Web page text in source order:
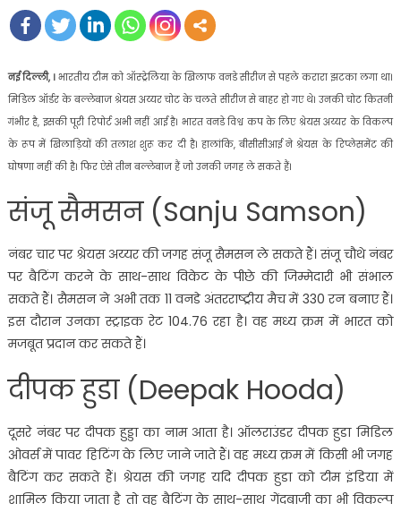
नई दिल्ली, ।भारतीय टीम को ऑस्ट्रेलिया के खिलाफ वनडे सीरीज से पहले करारा झटका लगा था।
मिडिल ऑर्डर के बल्लेबाज श्रेयस अय्यर चोट के चलते सीरीज से बाहर हो गए थे। उनकी चोट कितनी
गंभीर है, इसकी पूरी रिपोर्ट अभी नहीं आई है। भारत वनडे विश्व कप के लिए श्रेयस अय्यर के विकल्प
के रूप में खिलाड़ियों की तलाश शुरू कर दी है। हालांकि, बीसीसीआई ने श्रेयस के रिप्लेसमेंट की
घोषणा नहीं की है। फिर ऐसे तीन बल्लेबाज हैं जो उनकी जगह ले सकते हैं।
संजू सैमसन (Sanju Samson)
नंबर चार पर श्रेयस अय्यर की जगह संजू सैमसन ले सकते हैं। संजू चौथे नंबर
पर बैटिंग करने के साथ-साथ विकेट के पीछे की जिम्मेदारी भी संभाल
सकते हैं। सैमसन ने अभी तक 11 वनडे अंतरराष्ट्रीय मैच में 330 रन बनाए हैं।
इस दौरान उनका स्ट्राइक रेट 104.76 रहा है। वह मध्य क्रम में भारत को
मजबूत प्रदान कर सकते हैं।
दीपक हुडा (Deepak Hooda)
दूसरे नंबर पर दीपक हुड्डा का नाम आता है। ऑलराउंडर दीपक हुडा मिडिल
ओवर्स में पावर हिटिंग के लिए जाने जाते हैं। वह मध्य क्रम में किसी भी जगह
बैटिंग कर सकते हैं। श्रेयस की जगह यदि दीपक हुडा को टीम इंडिया में
शामिल किया जाता है तो वह बैटिंग के साथ-साथ गेंदबाजी का भी विकल्प